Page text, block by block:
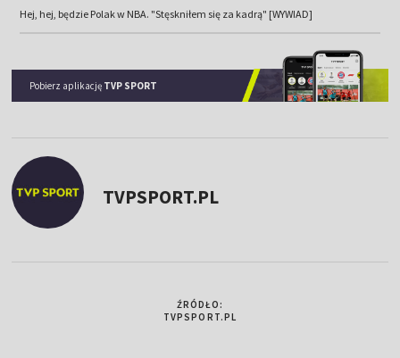
Hej, hej, będzie Polak w NBA. "Stęskniłem się za kadrą" [WYWIAD]
Pobierz aplikację TVP SPORT
TVPSPORT.PL
ŹRÓDŁO:
TVPSPORT.PL